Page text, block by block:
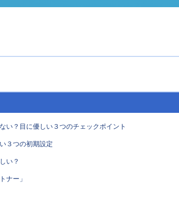
い？目に優しい３つのチェックポイント
３つの初期設定
い？
ナー」